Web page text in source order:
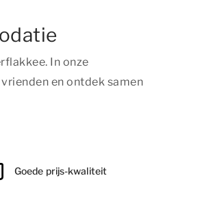
In onze
en ontdek samen
Goede prijs-kwaliteit